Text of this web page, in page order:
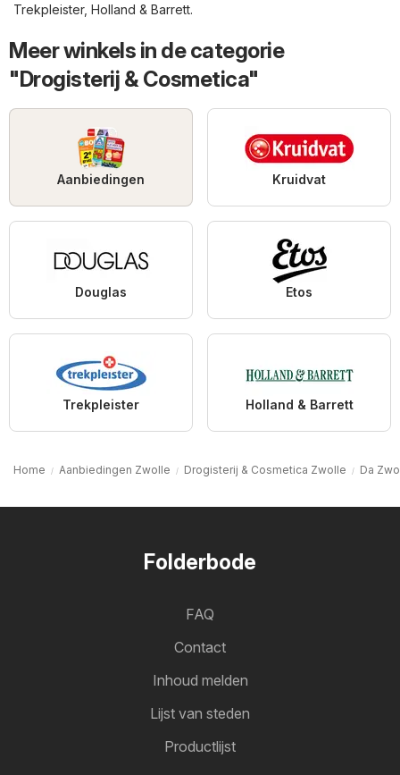
Trekpleister, Holland & Barrett.
Meer winkels in de categorie
"Drogisterij & Cosmetica"
Aanbiedingen Kruidvat
Douglas Etos
Trekpleister Holland & Barrett
Home Aanbiedingen Zwolle Drogisterij & Cosmetica Zwolle Da
Folderbode
FAQ
Contact
Inhoud melden
Lijst van steden
Productlijst